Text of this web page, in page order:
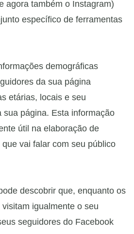
agora também o Instagram)
específico de ferramentas
demográficas
da sua página
etárias, locais e seu
sua página. Esta informação
útil na elaboração de
que vai falar com seu público
descobrir que, enquanto os
igualmente o seu
seguidores do Facebook